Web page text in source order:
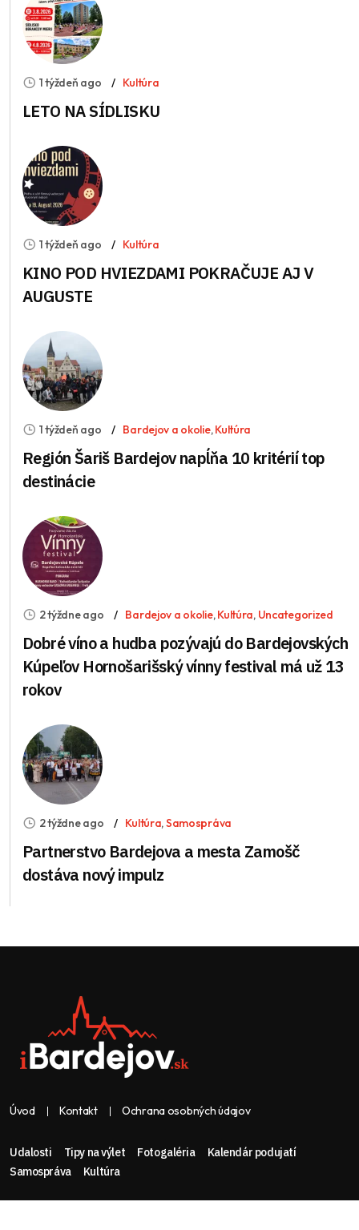
1 týždeň ago Kultúra
LETO NA SÍDLISKU
1 týždeň ago Kultúra
KINO POD HVIEZDAMI POKRAČUJE AJ V
AUGUSTE
1 týždeň ago Bardejov a okolie,Kultúra
Región Šariš Bardejov napĺňa 10 kritérií top
destinácie
2 týždne ago Bardejov a okolie,Kultúra, Uncategorized
Dobré víno a hudba pozývajú do Bardejovských
Kúpeľov Hornošarišský vínny festival má už 13
rokov
2 týždne ago Kultúra,Samospráva
Partnerstvo Bardejova a mesta Zamošč
dostáva nový impulz
Úvod Kontakt Ochrana osobných údajov
Udalosti Tipy na výlet Fotogaléria
Kalendár podujatí
Samospráva
Kultúra